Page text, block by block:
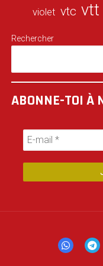
violet vtc vtt
Rechercher
ABONNE-TOI À